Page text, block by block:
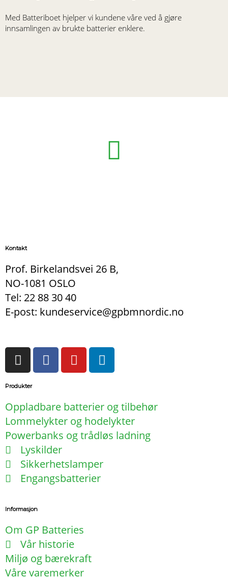
Med Batteriboet hjelper vi kundene våre ved å gjøre
innsamlingen av brukte batterier enklere.
Kontakt
Prof. Birkelandsvei 26 B,
NO-1081 OSLO
Tel: 22 88 30 40
E-post: kundeservice@gpbmnordic.no
I
n
s
t
a
g
r
a
m
F
a
c
b
o
o
k
-
f
Y
o
u
u
b
e
L
i
n
e
d
i
n
Produkter
Oppladbare batterier og tilbehør
Lommelykter og hodelykter
Powerbanks og trådløs ladning
Lyskilder
Sikkerhetslamper
Engangsbatterier
Informasjon
Om GP Batteries
Vår historie
Miljø og bærekraft
Våre varemerker